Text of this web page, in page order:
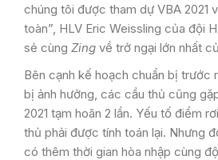
chúng tôi được tham dự VBA 2021
toàn”, HLV Eric Weissling của đội
sẻ cùng Zing về trở ngại lớn nhất
Bên cạnh kế hoạch chuẩn bị trước
bị ảnh hưởng, các cầu thủ cũng
2021 tạm hoãn 2 lần. Yếu tố điểm
thủ phải được tính toán lại. Nhưng
có thêm thời gian hòa nhập cùng